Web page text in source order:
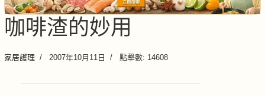
咖啡渣的妙用
家居護理 2007年10月11日 點擊數: 14608